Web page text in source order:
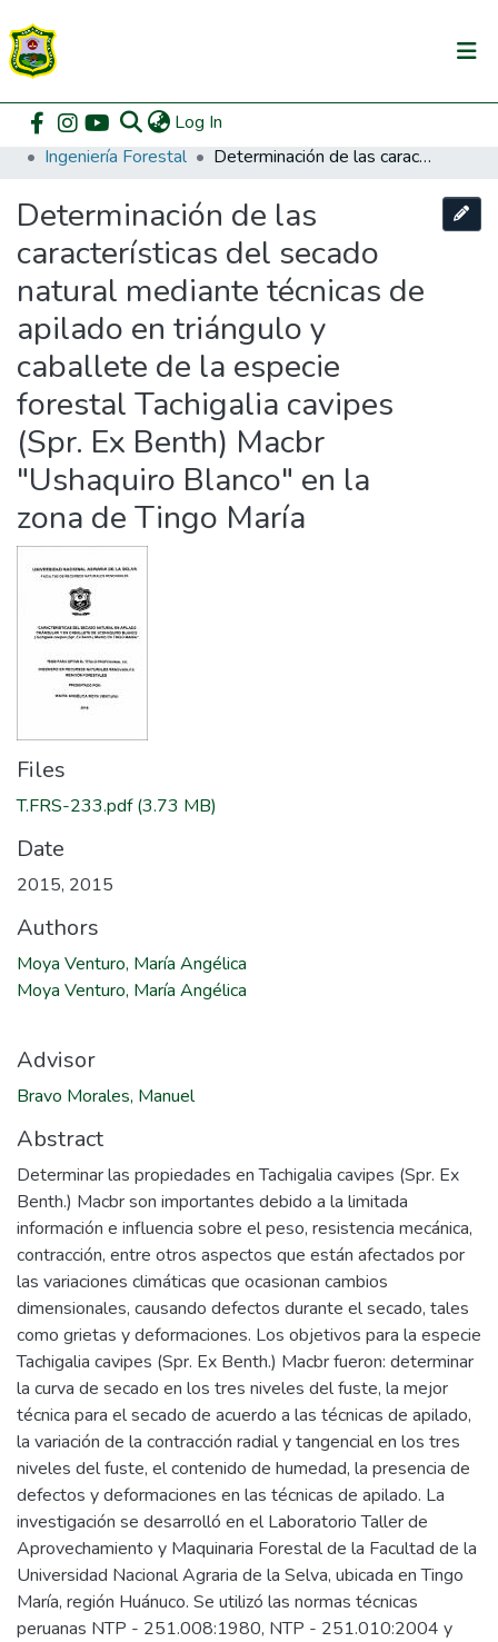
Log In
Communities & Collections
All of DSpace
DSpace Statistics
Home Pregrado
Ingeniería Forestal
Determinación de las características del secado natural mediante técnicas de apilado en triángulo y caballete de la especie forestal Tachigalia cavipes (Spr. Ex Benth) Macbr "Ushaquiro Blanco" en la zona de Tingo María
Determinación de las
características del secado
natural mediante técnicas de
apilado en triángulo y
caballete de la especie
forestal Tachigalia cavipes
(Spr. Ex Benth) Macbr
"Ushaquiro Blanco" en la
zona de Tingo María
Files
T.FRS-233.pdf(3.73 MB)
Date
2015, 2015
Authors
Moya Venturo, María Angélica
Moya Venturo, María Angélica
Advisor
Bravo Morales, Manuel
Abstract
Determinar las propiedades en Tachigalia cavipes (Spr. Ex
Benth.) Macbr son importantes debido a la limitada
información e influencia sobre el peso, resistencia mecánica,
contracción, entre otros aspectos que están afectados por
las variaciones climáticas que ocasionan cambios
dimensionales, causando defectos durante el secado, tales
como grietas y deformaciones. Los objetivos para la especie
Tachigalia cavipes (Spr. Ex Benth.) Macbr fueron: determinar
la curva de secado en los tres niveles del fuste, la mejor
técnica para el secado de acuerdo a las técnicas de apilado,
la variación de la contracción radial y tangencial en los tres
niveles del fuste, el contenido de humedad, la presencia de
defectos y deformaciones en las técnicas de apilado. La
investigación se desarrolló en el Laboratorio Taller de
Aprovechamiento y Maquinaria Forestal de la Facultad de la
Universidad Nacional Agraria de la Selva, ubicada en Tingo
María, región Huánuco. Se utilizó las normas técnicas
peruanas NTP - 251.008:1980, NTP - 251.010:2004 y